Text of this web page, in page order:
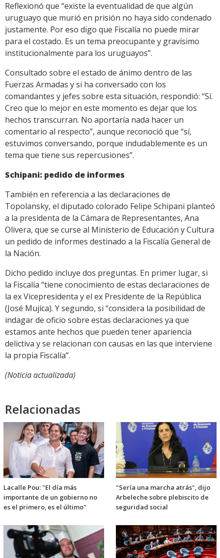
Reflexionó que “existe la eventualidad de que algún
uruguayo que murió en prisión no haya sido condenado
justamente. Por eso digo que Fiscalía no puede mirar
para el costado. Es un tema preocupante y gravísimo
institucionalmente para los uruguayos”.
Consultado sobre el estado de ánimo dentro de las
Fuerzas Armadas y si ha conversado con los
comandantes y jefes sobre esta situación, respondió: “Sí.
Creo que lo mejor en este momento es dejar que los
hechos transcurran. No aportaría nada hacer un
comentario al respecto”, aunque reconoció que “sí,
estuvimos conversando, porque indudablemente es un
tema que tiene sus repercusiones”.
Schipani: pedido de informes
También en referencia a las declaraciones de
Topolansky, el diputado colorado Felipe Schipani planteó
a la presidenta de la Cámara de Representantes, Ana
Olivera, que se curse al Ministerio de Educación y Cultura
un pedido de informes destinado a la Fiscalía General de
la Nación.
Dicho pedido incluye dos preguntas. En primer lugar, si
la Fiscalía “tiene conocimiento de estas declaraciones de
la ex Vicepresidenta y el ex Presidente de la República
(José Mujica). Y segundo, si “considera la posibilidad de
indagar de oficio sobre estas declaraciones ya que
estamos ante hechos que pueden tener apariencia
delictiva y se relacionan con causas en las que interviene
la propia Fiscalía”.
(Noticia actualizada)
Relacionadas
Lacalle Pou: "El día más
importante de un gobierno no
es el primero, es el último"
"Sería una marcha atrás", dijo
Arbeleche sobre plebiscito de
seguridad social